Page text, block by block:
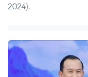
2024).